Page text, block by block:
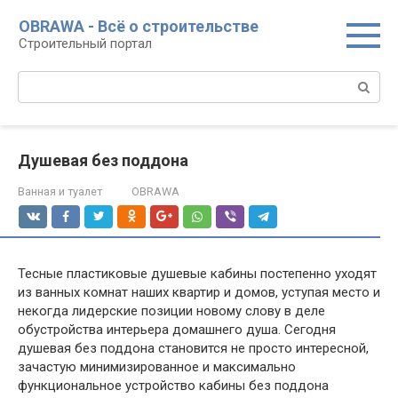
контенту
OBRAWA - Всё о строительстве
Строительный портал
Душевая без поддона
Ванная и туалет OBRAWA
Тесные пластиковые душевые кабины постепенно уходят
из ванных комнат наших квартир и домов, уступая место и
некогда лидерские позиции новому слову в деле
обустройства интерьера домашнего душа. Сегодня
душевая без поддона становится не просто интересной,
зачастую минимизированное и максимально
функциональное устройство кабины без поддона